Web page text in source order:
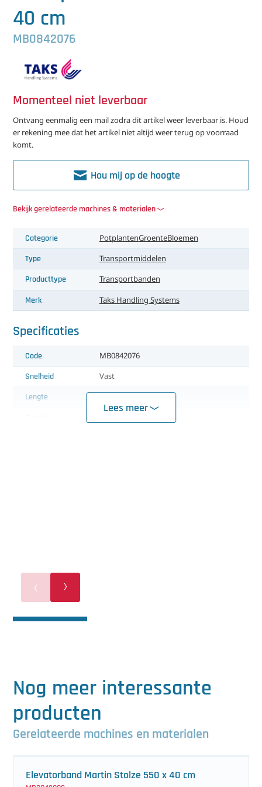
Koeling
Ontvochtiging
Reinigingsmachines
Teeltbenodigdheden
Teeltwisseling
40 cm
MB0842076
Momenteel niet leverbaar
Ontvang eenmalig een mail zodra dit artikel weer leverbaar is. Houd
er rekening mee dat het artikel niet altijd weer terug op voorraad
komt.
Hou mij op de hoogte
Bekijk gerelateerde machines & materialen
Categorie PotplantenGroenteBloemen
Type Transportmiddelen
Producttype Transportbanden
Merk Taks Handling Systems
Specificaties
Lees meer
Code MB0842076
Snelheid Vast
Lengte
Nog meer interessante
producten
Gerelateerde machines en materialen
Elevatorband Martin Stolze 550 x 40 cm